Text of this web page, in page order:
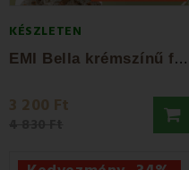
KÉSZLETEN
E
MI Bella krémszínű fürdőlepedő 70x140 cm
3 200 Ft